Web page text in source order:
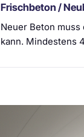
Frischbeton /
Neuer Beton
kann. Mindestens